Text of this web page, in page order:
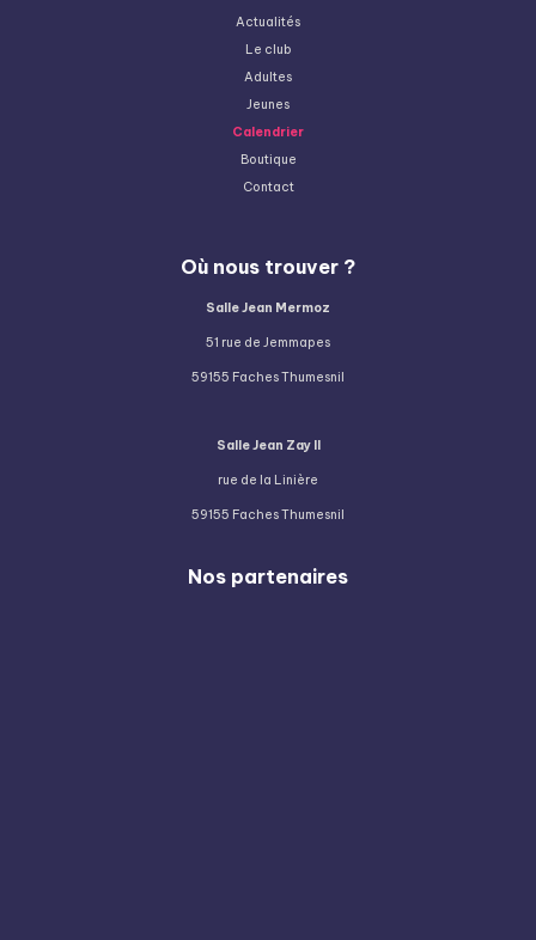
Actualités
Le club
Adultes
Jeunes
Calendrier
Boutique
Contact
Où nous trouver ?
Salle Jean Mermoz
51 rue de Jemmapes
59155 Faches Thumesnil
Salle Jean Zay II
rue de la Linière
59155 Faches Thumesnil
Nos partenaires